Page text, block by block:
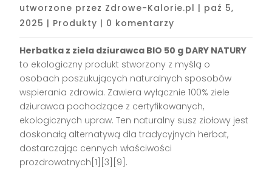
utworzone przez Zdrowe-Kalorie.pl | paź 5,
2025 | Produkty | 0 komentarzy
Herbatka z ziela dziurawca BIO 50 g DARY NATURY
to ekologiczny produkt stworzony z myślą o
osobach poszukujących naturalnych sposobów
wspierania zdrowia. Zawiera wyłącznie 100% ziele
dziurawca pochodzące z certyfikowanych,
ekologicznych upraw. Ten naturalny susz ziołowy jest
doskonałą alternatywą dla tradycyjnych herbat,
dostarczając cennych właściwości
prozdrowotnych[1][3][9].